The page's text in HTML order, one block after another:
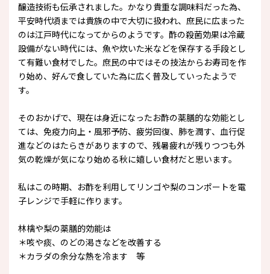
醸造技術も伝承されました。かなり貴重な調味料だった為、
平安時代頃までは貴族の中で大切に扱われ、庶民に広まった
のは江戸時代になってからのようです。酢の殺菌効果は冷蔵
設備がない時代には、魚や炊いた米などを保存する手段とし
て有難い食材でした。庶民の中ではその技法からお寿司を作
り始め、好んで食していた為に広く普及していったようで
す。
そのおかげで、現在は身近になったお酢の薬膳的な効能とし
ては、免疫力向上・風邪予防、疲労回復、肺を潤す、血行促
進などのはたらきがありますので、残暑疲れが残りつつも外
気の乾燥が気になり始める秋に嬉しい食材だと思います。
私はこの時期、お酢を利用してリンゴや梨のコンポートを電
子レンジで手軽に作ります。
林檎や梨の薬膳的効能は
＊咳や痰、のどの渇きなどを改善する
＊カラダの余分な熱を冷ます 等